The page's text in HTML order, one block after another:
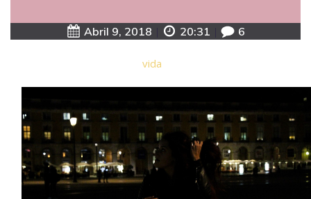
Abril 9, 2018 20:31 6
vida